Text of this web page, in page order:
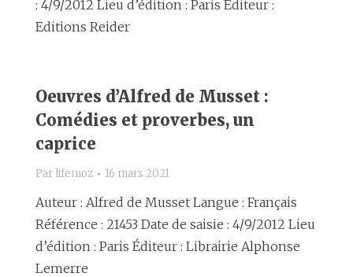
: 4/9/2012 Lieu d’édition : Paris Éditeur :
Editions Reider
Oeuvres d’Alfred de Musset :
Comédies et proverbes, un
caprice
Par lifemoz 16 mars 2021
Auteur : Alfred de Musset Langue : Français
Référence : 21453 Date de saisie : 4/9/2012 Lieu
d’édition : Paris Éditeur : Librairie Alphonse
Lemerre